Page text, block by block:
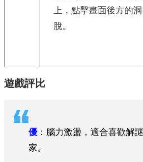
上，點擊畫面後方的
脫。
遊戲評比
優 ：腦力激盪，適合喜歡解
家。